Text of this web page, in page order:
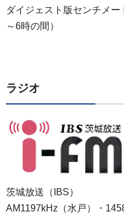
ダイジェスト版センチメー
～6時の間）
ラジオ
茨城放送（IBS）
AM1197kHz（水戸）・